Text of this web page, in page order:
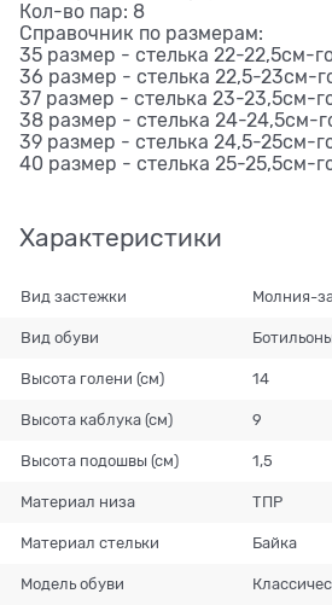
Кол-во пар: 8
Справочник по размерам:
35 размер - стелька 22-22,5см-
36 размер - стелька 22,5-23см-
37 размер - стелька 23-23,5см-
38 размер - стелька 24-24,5см-
39 размер - стелька 24,5-25см-
40 размер - стелька 25-25,5см-
Характеристики
Вид застежки Молния-
Вид обуви
Высота голени (см) 14
Высота каблука (см) 9
Высота подошвы (см) 1,5
Материал низа ТПР
Материал стельки Байка
Модель обуви